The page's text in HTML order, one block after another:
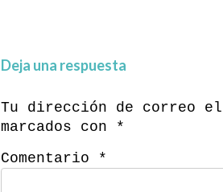
Deja una respuesta
Tu dirección de correo
marcados con *
Comentario *